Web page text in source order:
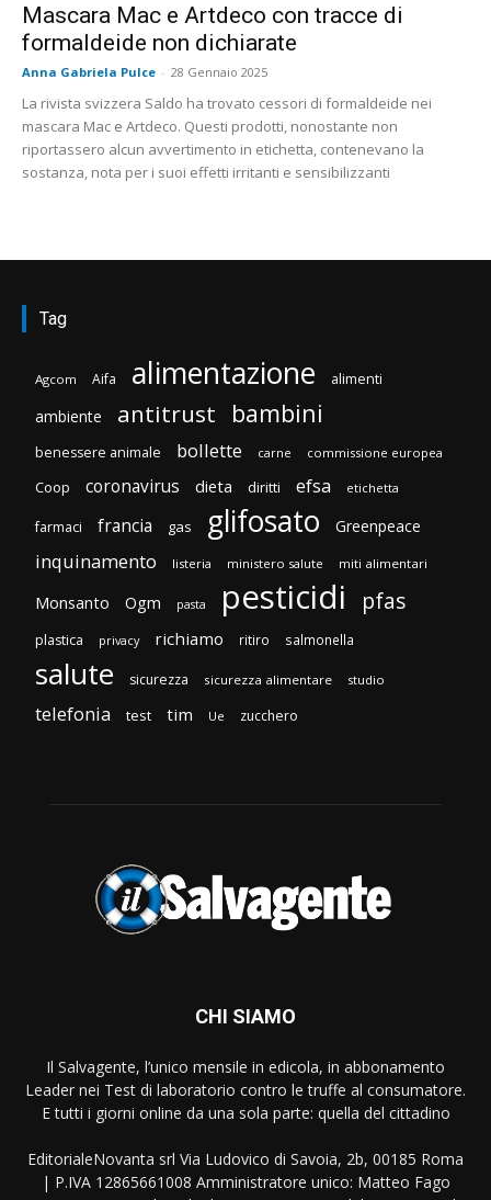
Mascara Mac e Artdeco con tracce di
formaldeide non dichiarate
Anna Gabriela Pulce - 28 Gennaio 2025
La rivista svizzera Saldo ha trovato cessori di formaldeide nei
mascara Mac e Artdeco. Questi prodotti, nonostante non
riportassero alcun avvertimento in etichetta, contenevano la
sostanza, nota per i suoi effetti irritanti e sensibilizzanti
Tag
Agcom Aifa alimentazione alimenti
ambiente antitrust bambini
benessere animale bollette carne commissione europea
Coop coronavirus dieta diritti efsa etichetta
farmaci francia gas glifosato Greenpeace
inquinamento listeria ministero salute miti alimentari
Monsanto Ogm pasta pesticidi pfas
plastica privacy richiamo ritiro salmonella
salute sicurezza sicurezza alimentare studio
telefonia test tim Ue zucchero
CHI SIAMO
Il Salvagente, l’unico mensile in edicola, in abbonamento
Leader nei Test di laboratorio contro le truffe al consumatore.
E tutti i giorni online da una sola parte: quella del cittadino
EditorialeNovanta srl Via Ludovico di Savoia, 2b, 00185 Roma
| P.IVA 12865661008 Amministratore unico: Matteo Fago